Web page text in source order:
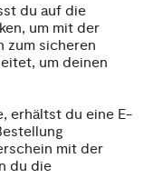
du auf die
um mit der
zum sicheren
um deinen
erhältst du eine E-
mit der
du die